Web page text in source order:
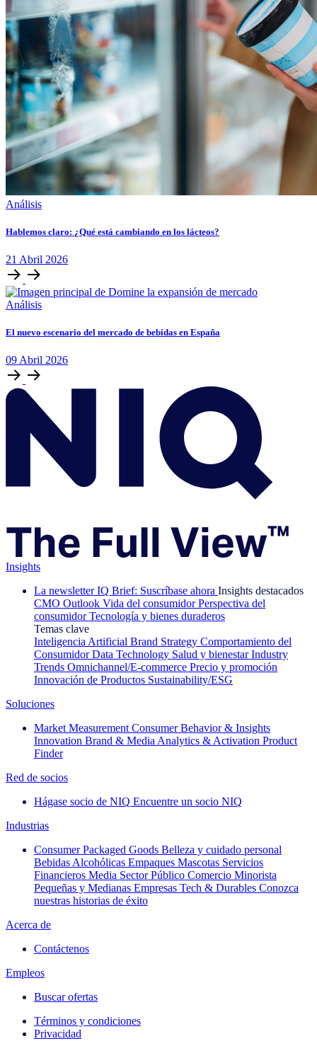
Análisis
Hablemos claro: ¿Qué está cambiando en los lácteos?
21 Abril 2026
Análisis
El nuevo escenario del mercado de bebidas en España
09 Abril 2026
Insights
La newsletter IQ Brief: Suscríbase ahora Insights destacados
CMO Outlook Vida del consumidor Perspectiva del
consumidor Tecnología y bienes duraderos
Temas clave
Inteligencia Artificial Brand Strategy Comportamiento del
Consumidor Data Technology Salud y bienestar Industry
Trends Omnichannel/E-commerce Precio y promoción
Innovación de Productos Sustainability/ESG
Soluciones
Market Measurement Consumer Behavior & Insights
Innovation Brand & Media Analytics & Activation Product
Finder
Red de socios
Hágase socio de NIQ Encuentre un socio NIQ
Industrias
Consumer Packaged Goods Belleza y cuidado personal
Bebidas Alcohólicas Empaques Mascotas Servicios
Financieros Media Sector Público Comercio Minorista
Pequeñas y Medianas Empresas Tech & Durables Conozca
nuestras historias de éxito
Acerca de
Contáctenos
Empleos
Buscar ofertas
Términos y condiciones
Privacidad